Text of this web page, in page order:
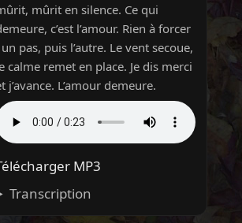
mûrit en silence. Ce qui
c’est l’amour. Rien à forcer
pas, puis l’autre. Le vent secoue,
calme remet en place. Je dis merci
j’avance. L’amour demeure.
MP3
Transcription